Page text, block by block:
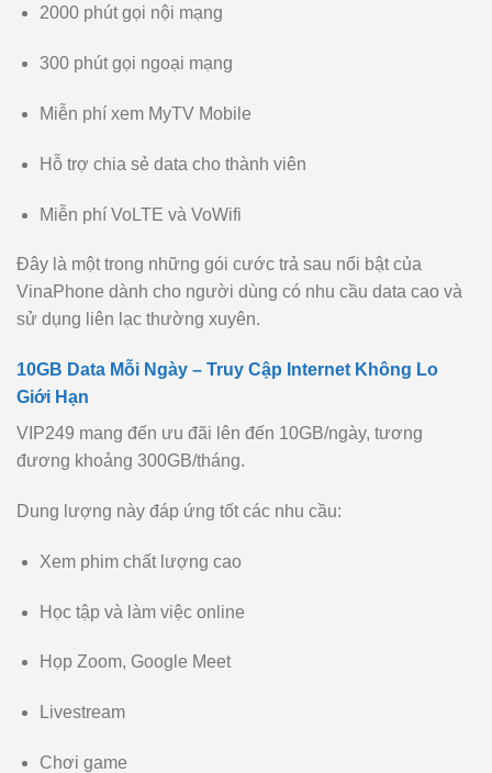
2000 phút gọi nội mạng
300 phút gọi ngoại mạng
Miễn phí xem MyTV Mobile
Hỗ trợ chia sẻ data cho thành viên
Miễn phí VoLTE và VoWifi
Đây là một trong những gói cước trả sau nổi bật của
VinaPhone dành cho người dùng có nhu cầu data cao và
sử dụng liên lạc thường xuyên.
10GB Data Mỗi Ngày – Truy Cập Internet Không Lo
Giới Hạn
VIP249 mang đến ưu đãi lên đến 10GB/ngày, tương
đương khoảng 300GB/tháng.
Dung lượng này đáp ứng tốt các nhu cầu:
Xem phim chất lượng cao
Học tập và làm việc online
Họp Zoom, Google Meet
Livestream
Chơi game